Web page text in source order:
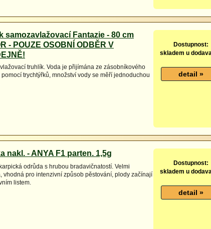
samozavlažovací Fantazie - 80 cm
- POUZE OSOBNÍ ODBĚR V
truhlík. Voda je přijímána ze zásobníkového
trychtýřků, množství vody se měří jednoduchou
Dostupnost:
skladem u
nakl. - ANYA F1 parten. 1,5g
odrůda s hrubou bradavičnatostí. Velmi
vhodná pro intenzivní způsob pěstování, plody začínají
listem.
Dostupnost:
skladem u